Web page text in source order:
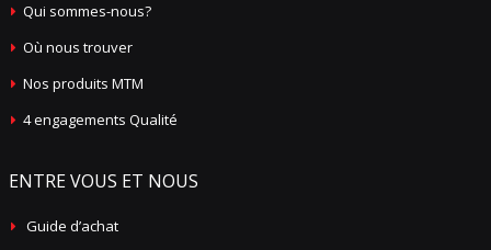
Qui sommes-nous?
Où nous trouver
Nos produits MTM
4 engagements Qualité
ENTRE VOUS ET NOUS
Guide d’achat